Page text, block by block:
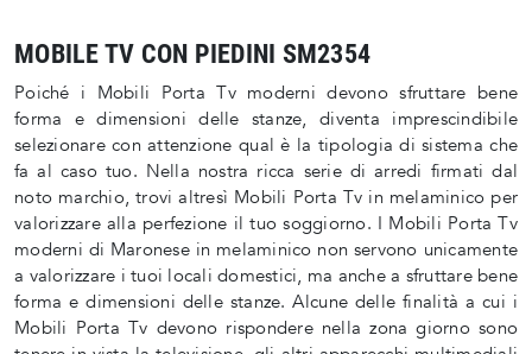
MOBILE TV CON PIEDINI SM2354
Poiché i Mobili Porta Tv moderni devono sfruttare bene
forma e dimensioni delle stanze, diventa imprescindibile
selezionare con attenzione qual è la tipologia di sistema che
fa al caso tuo. Nella nostra ricca serie di arredi firmati dal
noto marchio, trovi altresì Mobili Porta Tv in melaminico per
valorizzare alla perfezione il tuo soggiorno. I Mobili Porta Tv
moderni di Maronese in melaminico non servono unicamente
a valorizzare i tuoi locali domestici, ma anche a sfruttare bene
forma e dimensioni delle stanze. Alcune delle finalità a cui i
Mobili Porta Tv devono rispondere nella zona giorno sono